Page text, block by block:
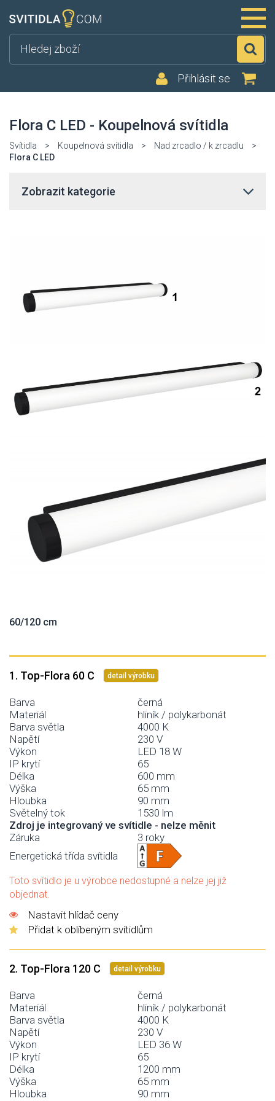
Přihlásit se
Flora C LED - Koupelnová svítidla
Svítidla > Koupelnová svítidla > Nad zrcadlo / k zrcadlu
>
Flora C LED
Zobrazit kategorie
60/120 cm
1. Top-Flora 60 C detail výrobku
Barva
černá
Materiál
hliník / polykarbonát
Barva světla
4000 K
Napětí
230 V
Výkon
LED 18 W
IP krytí
65
Délka
600 mm
Výška
65 mm
Hloubka
90 mm
Světelný tok
1530 lm
Zdroj je integrovaný ve svítidle - nelze měnit
Záruka
3 roky
Energetická třída svítidla
Toto svítidlo je u výrobce nedostupné a nelze jej již
objednat.
Nastavit hlídač ceny
Přidat k oblíbeným svítidlům
2. Top-Flora 120 C detail výrobku
Barva
černá
Materiál
hliník / polykarbonát
Barva světla
4000 K
Napětí
230 V
Výkon
LED 36 W
IP krytí
65
Délka
1200 mm
Výška
65 mm
Hloubka
90 mm